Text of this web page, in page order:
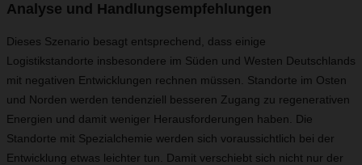
Analyse und Handlungsempfehlungen
Dieses Szenario besagt entsprechend, dass einige
Logistikstandorte insbesondere im Süden und Westen Deutschlands
mit negativen Entwicklungen rechnen müssen. Standorte im Osten
und Norden werden tendenziell besseren Zugang zu regenerativen
Energien und damit weniger Herausforderungen haben. Die
Standorte mit Spezialchemie werden sich voraussichtlich bei der
Entwicklung etwas leichter tun. Damit verschiebt sich nicht nur der